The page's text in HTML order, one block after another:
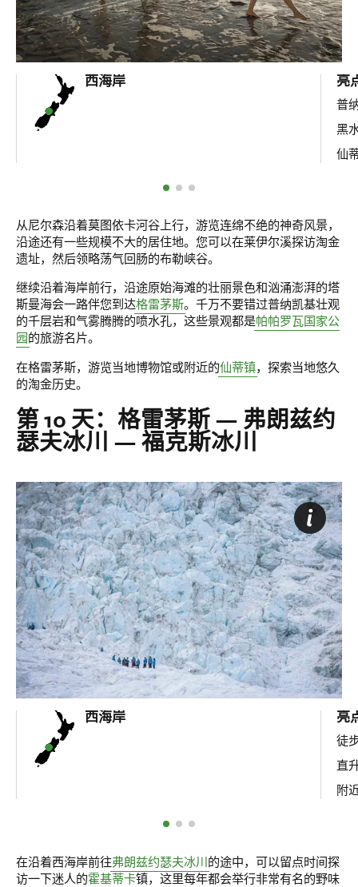
西海岸 亮
普
黑
仙
从尼尔森沿着莫图依卡河谷上行，游览连绵不绝的神奇风景，
沿途还有一些规模不大的居住地。您可以在莱伊尔溪探访淘金
遗址，然后领略荡气回肠的布勒峡谷。
继续沿着海岸前行，沿途原始海滩的壮丽景色和汹涌澎湃的塔
斯曼海会一路伴您到达格雷茅斯。千万不要错过普纳凯基壮观
的千层岩和气雾腾腾的喷水孔，这些景观都是帕帕罗瓦国家公
园的旅游名片。
在格雷茅斯，游览当地博物馆或附近的仙蒂镇，探索当地悠久
的淘金历史。
第 10 天：格雷茅斯 — 弗朗兹约
瑟夫冰川 — 福克斯冰川
西海岸 亮
徒
直
附
在沿着西海岸前往弗朗兹约瑟夫冰川 的途中，可以留点时间探
访一下迷人的霍基蒂卡镇，这里每年都会举行非常有名的野味